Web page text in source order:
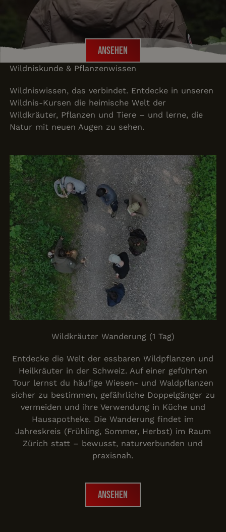
Ansehen
Wildniskunde & Pflanzenwissen
Wildniswissen, das verbindet. Entdecke in unseren
Wildnis-Kursen die heimische Welt der
Wildkräuter, Pflanzen und Tiere – und lerne, die
Natur mit neuen Augen zu sehen.
Wildkräuter Wanderung
Wildkräuter Wanderung (1 Tag)
Entdecke die Welt der essbaren Wildpflanzen und
Heilkräuter in der Schweiz. Auf einer geführten
Tour lernst du häufige Wiesen- und Waldpflanzen
sicher zu bestimmen, gefährliche Doppelgänger zu
vermeiden und ihre Verwendung in Küche und
Hausapotheke. Die Wanderung findet im
Jahreskreis (Frühling, Sommer, Herbst) im Raum
Zürich statt – bewusst, naturverbunden und
praxisnah.
Ansehen